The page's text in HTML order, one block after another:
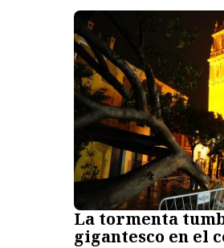
La tormenta
gigantesco en el